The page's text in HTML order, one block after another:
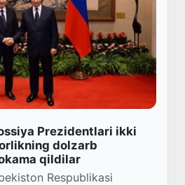
Prezidentlari ikki
dolzarb
qildilar
Respublikasi